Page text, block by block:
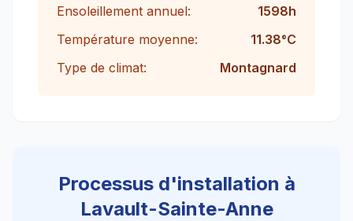
Ensoleillement annuel: 1598h
Température moyenne:
11.38°C
Type de climat:
Montagnard
Processus d'installation à
Lavault-Sainte-Anne